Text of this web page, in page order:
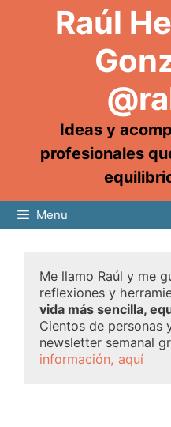
Raúl
Ideas y
profesionales
Menu
Me llamo Raúl y me
reflexiones y
vida más sencilla,
Cientos de personas
newsletter semanal
información, aquí